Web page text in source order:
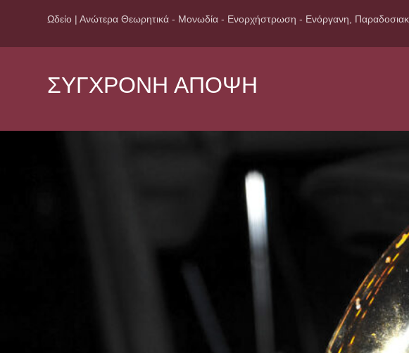
Ωδείο | Ανώτερα Θεωρητικά - Μονωδία - Ενορχήστρωση - Ενόργανη,
ΣΥΓΧΡΟΝΗ ΑΠΟΨΗ